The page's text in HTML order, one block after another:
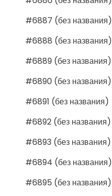
#6887 (без названия)
#6888 (без названия)
#6889 (без названия)
#6890 (без названия)
#6891 (без названия)
#6892 (без названия)
#6893 (без названия)
#6894 (без названия)
#6895 (без названия)